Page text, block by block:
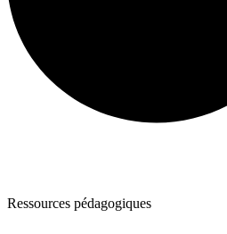
Ressources pédagogiques